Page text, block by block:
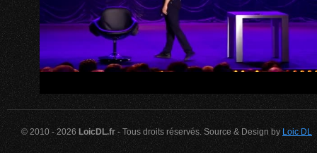
© 2010 - 2026 LoicDL.fr- Tous droits réservés. Source & Design byLoic DL